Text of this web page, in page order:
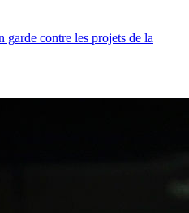
garde contre les projets de la